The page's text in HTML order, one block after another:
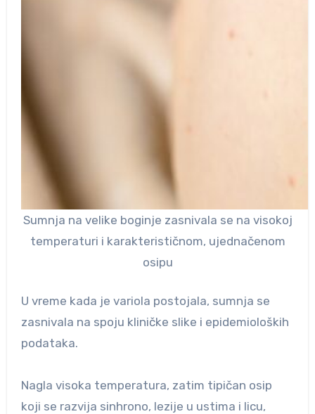
Sumnja na velike boginje zasnivala se na visokoj
temperaturi i karakterističnom, ujednačenom
osipu
U vreme kada je variola postojala, sumnja se
zasnivala na spoju kliničke slike i epidemioloških
podataka.
Nagla visoka temperatura, zatim tipičan osip
koji se razvija sinhrono, lezije u ustima i licu,